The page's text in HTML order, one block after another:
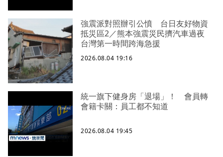
強震派對照辦引公憤 台日友好物資
抵災區2／熊本強震災民擠汽車過夜
台灣第一時間跨海急援
2026.08.04 19:16
統一旗下健身房「退場」！ 會員轉
會籍卡關：員工都不知道
2026.08.04 19:45